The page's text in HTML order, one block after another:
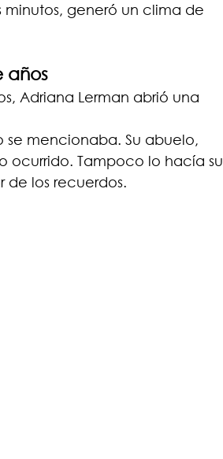
minutos, generó un clima de
años
Adriana Lerman abrió una
mencionaba. Su abuelo,
ocurrido. Tampoco lo hacía su
de los recuerdos.